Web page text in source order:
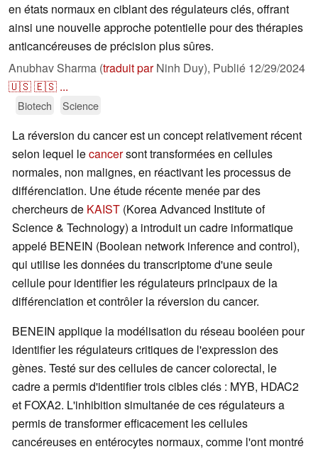
en états normaux en ciblant des régulateurs clés, offrant
ainsi une nouvelle approche potentielle pour des thérapies
anticancéreuses de précision plus sûres.
Anubhav Sharma (traduit parNinh Duy), Publié 12/29/2024
🇺🇸🇪🇸 ...
Biotech Science
La réversion du cancer est un concept relativement récent
selon lequel lecancersont transformées en cellules
normales, non malignes, en réactivant les processus de
différenciation. Une étude récente menée par des
chercheurs de KAIST (Korea Advanced Institute of
Science & Technology) a introduit un cadre informatique
appelé BENEIN (Boolean network inference and control),
qui utilise les données du transcriptome d'une seule
cellule pour identifier les régulateurs principaux de la
différenciation et contrôler la réversion du cancer.
BENEIN applique la modélisation du réseau booléen pour
identifier les régulateurs critiques de l'expression des
gènes. Testé sur des cellules de cancer colorectal, le
cadre a permis d'identifier trois cibles clés : MYB, HDAC2
et FOXA2. L'inhibition simultanée de ces régulateurs a
permis de transformer efficacement les cellules
cancéreuses en entérocytes normaux, comme l'ont montré